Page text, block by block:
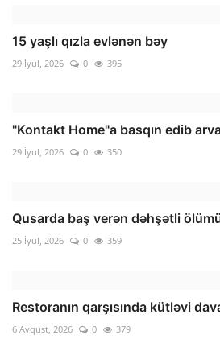
15 yaşlı qızla evlənən bəy
29 İyul, 2026 0 395
"Kontakt Home"a basqın edib
29 İyul, 2026 0 350
Qusarda baş verən dəhşətli
25 İyul, 2026 0 359
Restoranın qarşısında kütləvi
6 Avqust, 2026 0 379